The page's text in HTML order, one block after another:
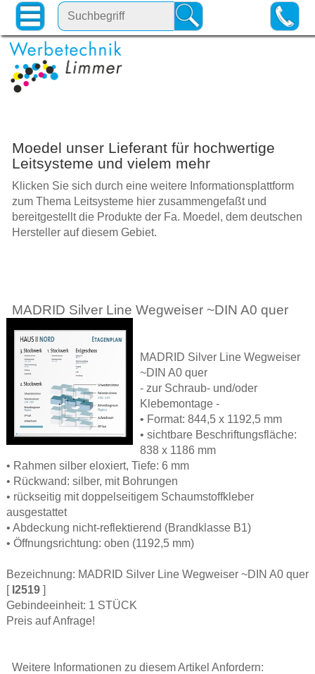
Moedel unser Lieferant für hochwertige
Leitsysteme und vielem mehr
Klicken Sie sich durch eine weitere Informationsplattform
zum Thema Leitsysteme hier zusammengefaßt und
bereitgestellt die Produkte der Fa. Moedel, dem deutschen
Hersteller auf diesem Gebiet.
MADRID Silver Line Wegweiser ~DIN A0 quer
MADRID Silver Line Wegweiser
~DIN A0 quer
- zur Schraub- und/oder
Klebemontage -
• Format: 844,5 x 1192,5 mm
• sichtbare Beschriftungsfläche:
838 x 1186 mm
• Rahmen silber eloxiert, Tiefe: 6 mm
• Rückwand: silber, mit Bohrungen
• rückseitig mit doppelseitigem Schaumstoffkleber
ausgestattet
• Abdeckung nicht-reflektierend (Brandklasse B1)
• Öffnungsrichtung: oben (1192,5 mm)
Bezeichnung: MADRID Silver Line Wegweiser ~DIN A0 quer
[ I2519 ]
Gebindeeinheit: 1 STÜCK
Preis auf Anfrage!
Weitere Informationen zu diesem Artikel Anfordern: